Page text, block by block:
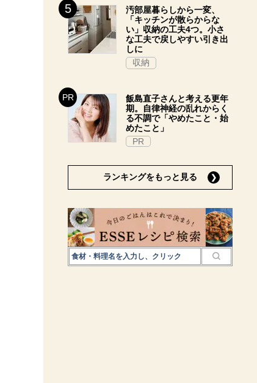
汚部屋暮らしから一変、
「キッチンが散らからな
い」収納の工夫4つ。小さ
な工夫で戻しやすい引き出
しに
収納
飯島直子さんと考える更年
期。自律神経の乱れからく
る不調で「やめたこと・始
めたこと」
PR
ランキングをもっと見る